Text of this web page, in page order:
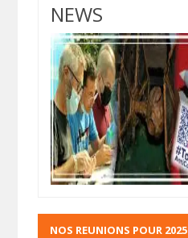
NEWS
NOS REUNIONS POUR 2025